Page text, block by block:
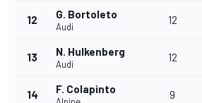
12 G. Bortoleto
Audi
12
13 N. Hulkenberg
Audi
12
14 F. Colapinto 9